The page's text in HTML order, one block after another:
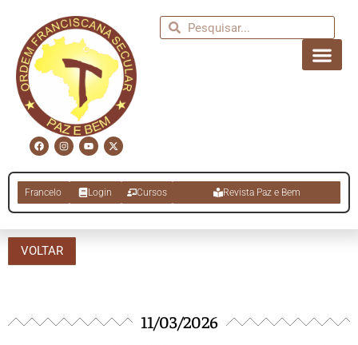
Francelo Login Cursos Revista Paz e Bem
VOLTAR
11/03/2026